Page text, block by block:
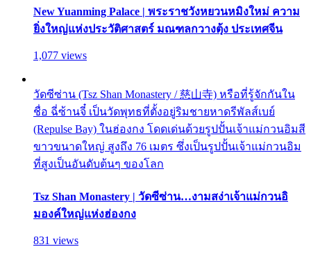
New Yuanming Palace | พระราชวังหยวนหมิงใหม่ ความ
ยิ่งใหญ่แห่งประวัติศาสตร์ มณฑลกวางตุ้ง ประเทศจีน
1,077 views
วัดซีซ่าน (Tsz Shan Monastery / 慈山寺) หรือที่รู้จักกันใน
ชื่อ ฉี่ซ้านจี๋ เป็นวัดพุทธที่ตั้งอยู่ริมชายหาดรีพัลส์เบย์
(Repulse Bay) ในฮ่องกง โดดเด่นด้วยรูปปั้นเจ้าแม่กวนอิมสี
ขาวขนาดใหญ่ สูงถึง 76 เมตร ซึ่งเป็นรูปปั้นเจ้าแม่กวนอิม
ที่สูงเป็นอันดับต้นๆ ของโลก
Tsz Shan Monastery | วัดซีซ่าน…งามสง่าเจ้าแม่กวนอิ
มองค์ใหญ่แห่งฮ่องกง
831 views